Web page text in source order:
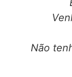
Não